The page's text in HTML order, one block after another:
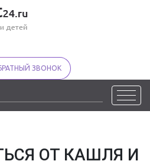
ЗВОНОК
ОТ КАШЛЯ И